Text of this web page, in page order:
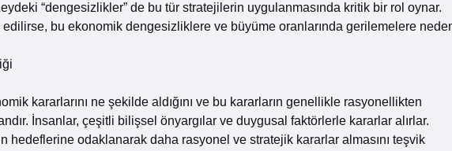
“dengesizlikler” de bu tür stratejilerin uygulanmasında kritik bir rol oynar.
bu ekonomik dengesizliklere ve büyüme oranlarında gerilemelere
kararlarını ne şekilde aldığını ve bu kararların genellikle rasyonellikten
İnsanlar, çeşitli bilişsel önyargılar ve duygusal faktörlerle kararlar alırlar.
hedeflerine odaklanarak daha rasyonel ve stratejik kararlar almasını teşvik